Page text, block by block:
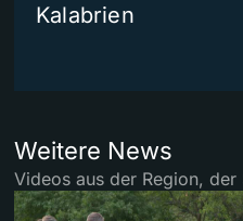
Kalabrien
Weitere News
Videos aus der Region,